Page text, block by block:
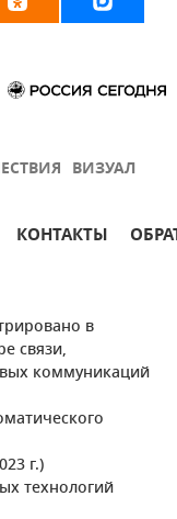
ВИЗУАЛ
КОНТАКТЫ
в
связи,
коммуникаций
г.)
технологий